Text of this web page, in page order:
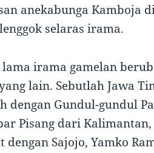
anekabunga Kamboja
selaras irama.
irama gamelan
lain. Sebutlah Jawa
dengan Gundul-gundul
Pisang dari
Sajojo, Yamko